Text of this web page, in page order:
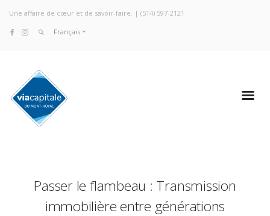
Une affaire de cœur et de savoir-faire. | (514) 597-2121
Français
Passer le flambeau : Transmission
immobilière entre générations